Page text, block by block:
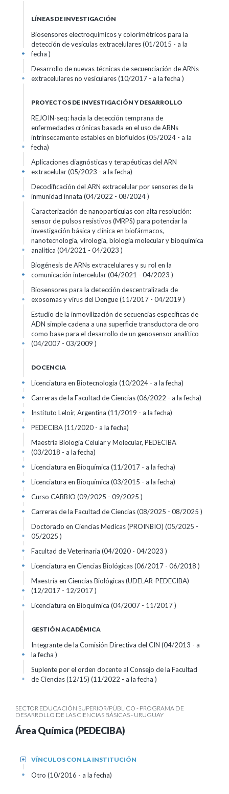
LÍNEAS DE INVESTIGACIÓN
Biosensores electroquímicos y colorimétricos para la
detección de vesículas extracelulares (01/2015 - a la
fecha )
+
Desarrollo de nuevas técnicas de secuenciación de ARNs
extracelulares no vesiculares (10/2017 - a la fecha )
+
PROYECTOS DE INVESTIGACIÓN Y DESARROLLO
REJOIN-seq: hacia la detección temprana de
enfermedades crónicas basada en el uso de ARNs
intrínsecamente estables en biofluidos (05/2024 - a la
fecha)
+
Aplicaciones diagnósticas y terapéuticas del ARN
extracelular (05/2023 - a la fecha)
+
Decodificación del ARN extracelular por sensores de la
inmunidad innata (04/2022 - 08/2024 )
+
Caracterización de nanopartículas con alta resolución:
sensor de pulsos resistivos (MRPS) para potenciar la
investigación básica y clínica en biofármacos,
nanotecnología, virología, biología molecular y bioquímica
analítica (04/2021 - 04/2023 )
+
Biogénesis de ARNs extracelulares y su rol en la
comunicación intercelular (04/2021 - 04/2023 )
+
Biosensores para la detección descentralizada de
exosomas y virus del Dengue (11/2017 - 04/2019 )
+
Estudio de la inmovilización de secuencias específicas de
ADN simple cadena a una superficie transductora de oro
como base para el desarrollo de un genosensor analítico
(04/2007 - 03/2009 )
+
DOCENCIA
Licenciatura en Biotecnología (10/2024 - a la fecha)
+
Carreras de la Facultad de Ciencias (06/2022 - a la fecha)
+
Instituto Leloir, Argentina (11/2019 - a la fecha)
+
PEDECIBA (11/2020 - a la fecha)
+
Maestria Biologia Celular y Molecular, PEDECIBA
(03/2018 - a la fecha)
+
Licenciatura en Bioquímica (11/2017 - a la fecha)
+
Licenciatura en Bioquímica (03/2015 - a la fecha)
+
Curso CABBIO (09/2025 - 09/2025 )
+
Carreras de la Facultad de Ciencias (08/2025 - 08/2025 )
+
Doctorado en Ciencias Medicas (PROINBIO) (05/2025 -
05/2025 )
+
Facultad de Veterinaria (04/2020 - 04/2023 )
+
Licenciatura en Ciencias Biológicas (06/2017 - 06/2018 )
+
Maestría en Ciencias Biológicas (UDELAR-PEDECIBA)
(12/2017 - 12/2017 )
+
Licenciatura en Bioquímica (04/2007 - 11/2017 )
+
GESTIÓN ACADÉMICA
Integrante de la Comisión Directiva del CIN (04/2013 - a
la fecha )
+
Suplente por el orden docente al Consejo de la Facultad
de Ciencias (12/15) (11/2022 - a la fecha )
+
SECTOR EDUCACIÓN SUPERIOR/PÚBLICO - PROGRAMA DE
DESARROLLO DE LAS CIENCIAS BÁSICAS - URUGUAY
Área Química (PEDECIBA)
VÍNCULOS CON LA INSTITUCIÓN
+
Otro (10/2016 - a la fecha)
+